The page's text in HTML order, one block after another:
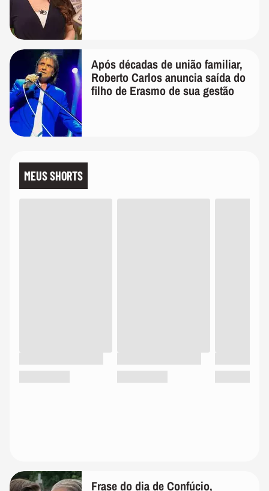
Após décadas de união familiar,
Roberto Carlos anuncia saída do
filho de Erasmo de sua gestão
MEUS SHORTS
Frase do dia de Confúcio,